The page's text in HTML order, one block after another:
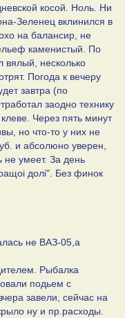
косой. Ноль. Ни
Зеленец вклинился в
на балансир, не
каменистый. По
вялый, несколько
Погода к вечеру
завтра (по
заодно технику
Через пять минут
но что-то у них не
и абсолюно уверен,
умеет. За день
долi". Без финок
не ВАЗ-05,а
Рыбалка
подьем с
завели, сейчас на
ну и пр.расходы.